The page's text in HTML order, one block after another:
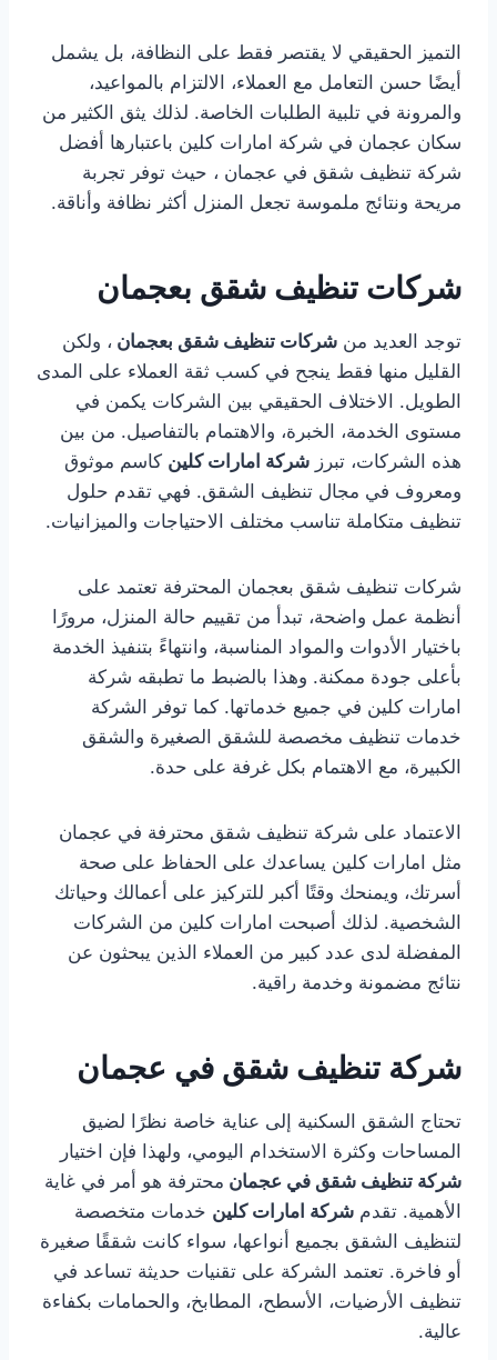
التميز الحقيقي لا يقتصر فقط على النظافة، بل يشمل
أيضًا حسن التعامل مع العملاء، الالتزام بالمواعيد،
والمرونة في تلبية الطلبات الخاصة. لذلك يثق الكثير من
سكان عجمان في شركة امارات كلين باعتبارها أفضل
شركة تنظيف شقق في عجمان ، حيث توفر تجربة
مريحة ونتائج ملموسة تجعل المنزل أكثر نظافة وأناقة.
شركات تنظيف شقق بعجمان
توجد العديد من شركات تنظيف شقق بعجمان ، ولكن
القليل منها فقط ينجح في كسب ثقة العملاء على المدى
الطويل. الاختلاف الحقيقي بين الشركات يكمن في
مستوى الخدمة، الخبرة، والاهتمام بالتفاصيل. من بين
هذه الشركات، تبرز شركة امارات كلين كاسم موثوق
ومعروف في مجال تنظيف الشقق. فهي تقدم حلول
تنظيف متكاملة تناسب مختلف الاحتياجات والميزانيات.
شركات تنظيف شقق بعجمان المحترفة تعتمد على
أنظمة عمل واضحة، تبدأ من تقييم حالة المنزل، مرورًا
باختيار الأدوات والمواد المناسبة، وانتهاءً بتنفيذ الخدمة
بأعلى جودة ممكنة. وهذا بالضبط ما تطبقه شركة
امارات كلين في جميع خدماتها. كما توفر الشركة
خدمات تنظيف مخصصة للشقق الصغيرة والشقق
الكبيرة، مع الاهتمام بكل غرفة على حدة.
الاعتماد على شركة تنظيف شقق محترفة في عجمان
مثل امارات كلين يساعدك على الحفاظ على صحة
أسرتك، ويمنحك وقتًا أكبر للتركيز على أعمالك وحياتك
الشخصية. لذلك أصبحت امارات كلين من الشركات
المفضلة لدى عدد كبير من العملاء الذين يبحثون عن
نتائج مضمونة وخدمة راقية.
شركة تنظيف شقق في عجمان
تحتاج الشقق السكنية إلى عناية خاصة نظرًا لضيق
المساحات وكثرة الاستخدام اليومي، ولهذا فإن اختيار
شركة تنظيف شقق في عجمان محترفة هو أمر في غاية
الأهمية. تقدم شركة امارات كلين خدمات متخصصة
لتنظيف الشقق بجميع أنواعها، سواء كانت شققًا صغيرة
أو فاخرة. تعتمد الشركة على تقنيات حديثة تساعد في
تنظيف الأرضيات، الأسطح، المطابخ، والحمامات بكفاءة
عالية.